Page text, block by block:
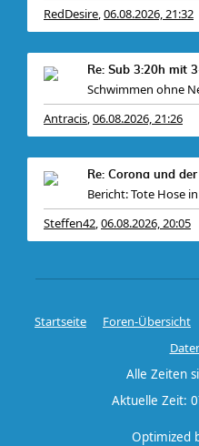
RedDesire,06.08.2026, 21:32
Antracis,06.08.2026, 21:26
Re: Corona und
Bericht: Tote Hose
Steffen42,06.08.2026, 20:05
Startseite Foren-Übersicht
Alle Zeiten
Aktuelle Zeit:
Optimized